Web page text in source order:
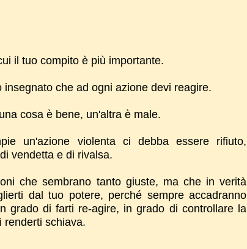
il tuo compito è più importante.
insegnato che ad ogni azione devi reagire.
cosa è bene, un'altra è male.
un'azione violenta ci debba essere rifiuto,
vendetta e di rivalsa.
che sembrano tanto giuste, ma che in verità
dal tuo potere, perché sempre accadranno
grado di farti re-agire, in grado di controllare la
renderti schiava.